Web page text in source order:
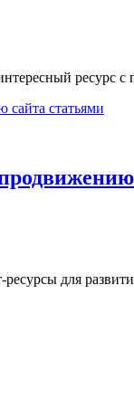
ресурсы для